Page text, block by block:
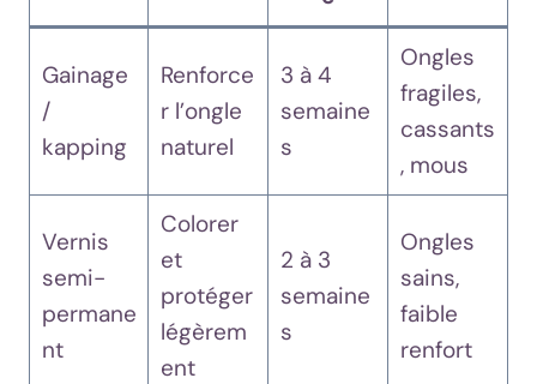
Gainage
/
kapping
Renforce
r l’ongle
naturel
3 à 4
semaine
s
Ongles
fragiles,
cassants
, mous
Vernis
semi-
permane
nt
Colorer
et
protéger
légèrem
ent
2 à 3
semaine
s
Ongles
sains,
faible
renfort